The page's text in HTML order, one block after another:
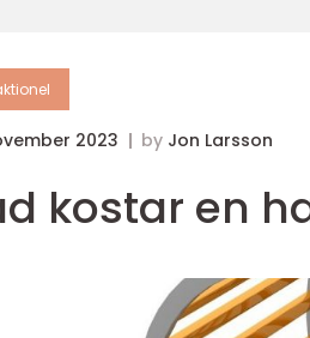
2023 by Jon Larsson
kostar en